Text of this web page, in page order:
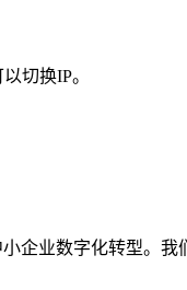
切换IP。
企业数字化转型。我